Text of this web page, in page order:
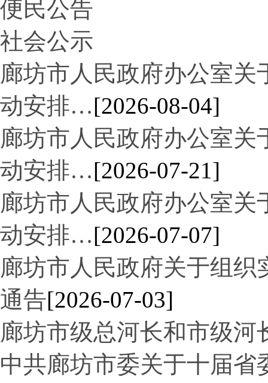
便民公告
社会公示
廊坊市人民政府办公室关
动安排…[2026-08-04]
廊坊市人民政府办公室关
动安排…[2026-07-21]
廊坊市人民政府办公室关
动安排…[2026-07-07]
廊坊市人民政府关于组
通告[2026-07-03]
廊坊市级总河长和市级河
中共廊坊市委关于十届